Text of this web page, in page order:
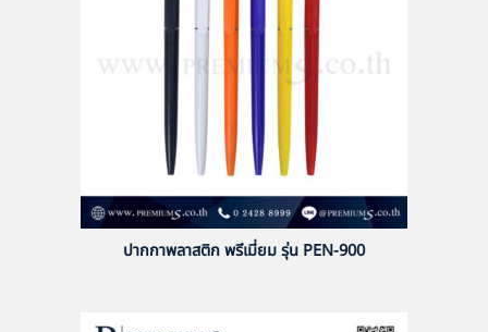
ปากกาพลาสติก พรีเมี่ยม รุ่น PEN-900